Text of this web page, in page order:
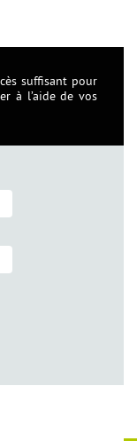
suffisant pour
à l’aide de vos